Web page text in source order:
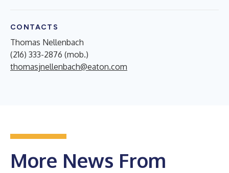
CONTACTS
Thomas Nellenbach
(216) 333-2876 (mob.)
thomasjnellenbach@eaton.com
More News From